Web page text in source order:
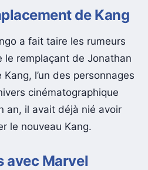
de Kang
a fait taire les rumeurs
le remplaçant de Jonathan
l’un des personnages
cinématographique
an, il avait déjà nié avoir
le nouveau Kang.
avec Marvel